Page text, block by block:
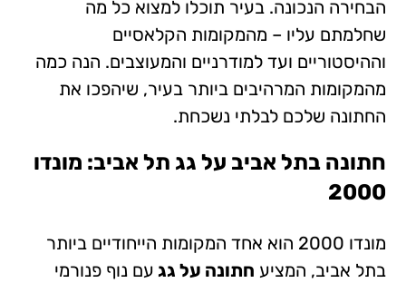
הבחירה הנכונה. בעיר תוכלו למצוא כל מה
שחלמתם עליו – מהמקומות הקלאסיים
וההיסטוריים ועד למודרניים והמעוצבים. הנה כמה
מהמקומות המרהיבים ביותר בעיר, שיהפכו את
החתונה שלכם לבלתי נשכחת.
חתונה בתל אביב על גג תל אביב: מונדו
2000
מונדו 2000 הוא אחד המקומות הייחודיים ביותר
בתל אביב, המציע חתונה על גג עם נוף פנורמי